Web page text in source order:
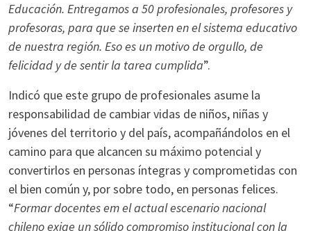
Educación. Entregamos a 50 profesionales, profesores y
profesoras, para que se inserten en el sistema educativo
de nuestra región. Eso es un motivo de orgullo, de
felicidad y de sentir la tarea cumplida”.
Indicó que este grupo de profesionales asume la
responsabilidad de cambiar vidas de niños, niñas y
jóvenes del territorio y del país, acompañándolos en el
camino para que alcancen su máximo potencial y
convertirlos en personas íntegras y comprometidas con
el bien común y, por sobre todo, en personas felices.
“Formar docentes em el actual escenario nacional
chileno exige un sólido compromiso institucional con la